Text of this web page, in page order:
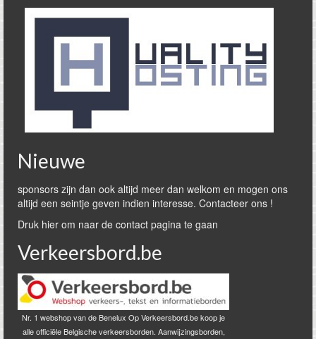
Nieuwe
sponsors zijn dan ook altijd meer dan welkom en mogen ons
altijd een seintje geven indien interesse. Contacteer ons !
Druk hier om naar de contact pagina te gaan
Verkeersbord.be
Nr. 1 webshop van de Benelux Op Verkeersbord.be koop je
alle officiële Belgische verkeersborden. Aanwijzingsborden,